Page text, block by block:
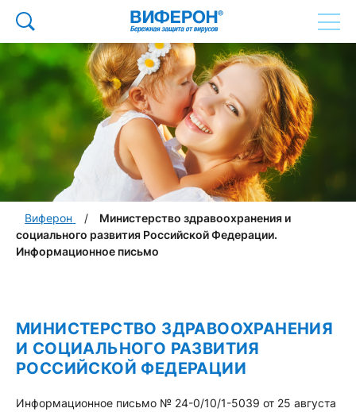
Виферон
Министерство здравоохранения и
социального развития Российской Федерации.
Информационное письмо
МИНИСТЕРСТВО ЗДРАВООХРАНЕНИЯ
И СОЦИАЛЬНОГО РАЗВИТИЯ
РОССИЙСКОЙ ФЕДЕРАЦИИ
Информационное письмо № 24-0/10/1-5039 от 25 августа